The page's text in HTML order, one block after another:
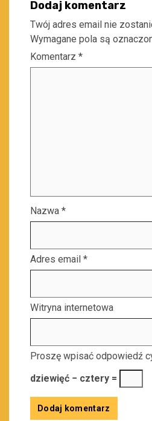
Dodaj komentarz
Twój adres email nie
Wymagane pola są
Komentarz *
Nazwa *
Adres email *
Witryna internetowa
Proszę wpisać odpowiedź
dziewięć − cztery =